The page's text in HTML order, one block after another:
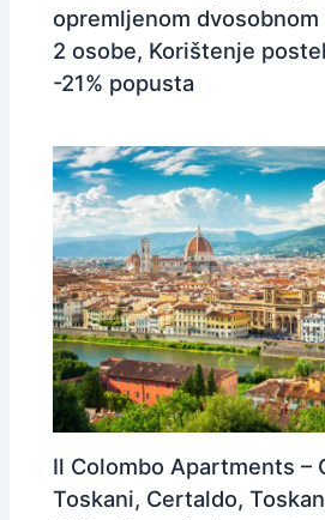
opremljenom dvosobnom
2 osobe, Korištenje
-21% popusta
Il Colombo Apartments –
Toskani, Certaldo,